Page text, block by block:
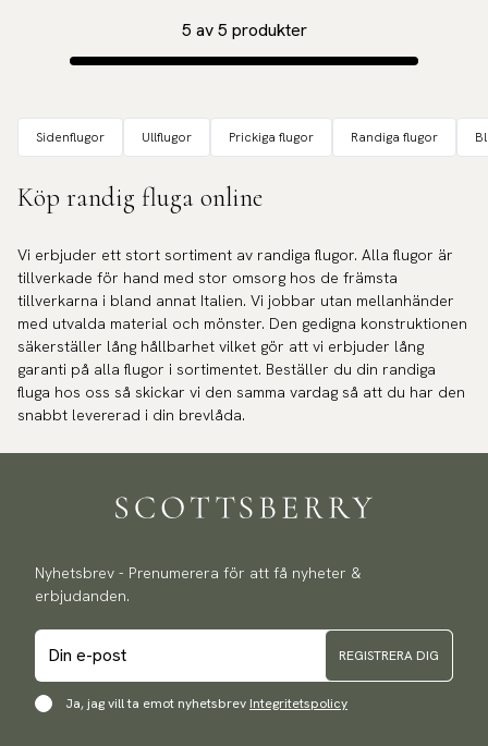
5 av 5 produkter
Sidenflugor Ullflugor Prickiga flugor Randiga flugor
Köp randig fluga online
Vi erbjuder ett stort sortiment av randiga flugor. Alla flugor är
tillverkade för hand med stor omsorg hos de främsta
tillverkarna i bland annat Italien. Vi jobbar utan mellanhänder
med utvalda material och mönster. Den gedigna konstruktionen
säkerställer lång hållbarhet vilket gör att vi erbjuder lång
garanti på alla flugor i sortimentet. Beställer du din randiga
fluga hos oss så skickar vi den samma vardag så att du har den
snabbt levererad i din brevlåda.
Nyhetsbrev - Prenumerera för att få nyheter &
erbjudanden.
REGISTRERA DIG
Ja, jag vill ta emot nyhetsbrev Integritetspolicy